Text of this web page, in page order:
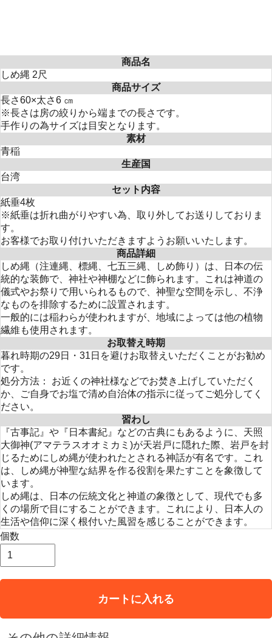
商品名
しめ縄 2尺
商品サイズ
長さ60×太さ6 ㎝
※長さは房の絞りから端までの長さです。
手作りの為サイズは目安となります。
素材
青稲
生産国
台湾
セット内容
紙垂4枚
※紙垂は折れ曲がりやすい為、取り外してお送りしておりま
す。
お客様でお取り付けいただきますようお願いいたします。
商品詳細
しめ縄（注連縄、標縄、七五三縄、しめ飾り）は、日本の伝
統的な装飾で、神社や神棚などに飾られます。これは神道の
儀式やお祭りで用いられるもので、神聖な空間を示し、不浄
なものを排除するために設置されます。
一般的には稲わらが使われますが、地域によっては他の植物
繊維も使用されます。
お取替え時期
暮れ時期の29日・31日を避けお取替えいただくことがお勧め
です。
処分方法： お近くの神社様などでお焚き上げしていただく
か、ご自身でお塩で清め自治体の指示に従ってご処分してく
ださい。
習わし
『古事記』や『日本書紀』などの古典にもあるように、天照
大御神(アマテラスオオミカミ)が天岩戸に隠れた際、岩戸を封
じるためにしめ縄が使われたとされる神話が有名です。これ
は、しめ縄が神聖な結界を作る役割を果たすことを象徴して
います。
しめ縄は、日本の伝統文化と神道の象徴として、現代でも多
くの場所で目にすることができます。これにより、日本人の
生活や信仰に深く根付いた風習を感じることができます。
個数
カートに入れる